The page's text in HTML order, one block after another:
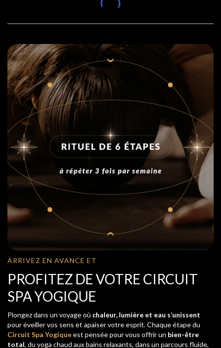
ARRIVEZ EN AVANCE ET
PROFITEZ DE VOTRE CIRCUIT
SPA YOGIQUE
Plongez dans un voyage où chaleur, lumière et eau s’unissent
pour éveiller vos sens et apaiser votre esprit. Chaque étape du
Circuit Spa Yogiqueest pensée pour vous offrir un bien-être
total, du yoga chaud aux bains relaxants, dans un parcours fluide,